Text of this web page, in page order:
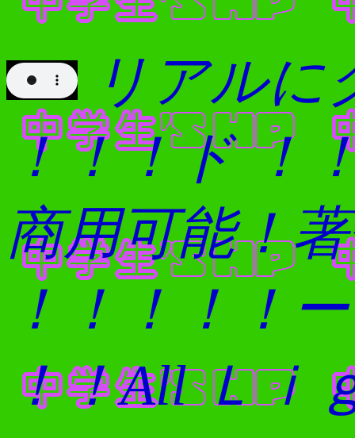
←リアル
ド ！！
商用可能！
ー！！！！！
All Ｌｉｇ